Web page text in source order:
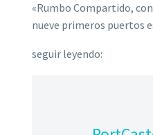
«Rumbo Compartido,
nueve primeros puertos
seguir leyendo: